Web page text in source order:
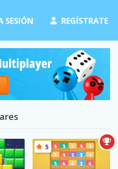
SESIÓN REGÍSTRATE
5